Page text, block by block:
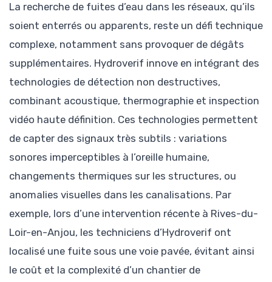
La recherche de fuites d’eau dans les réseaux, qu’ils
soient enterrés ou apparents, reste un défi technique
complexe, notamment sans provoquer de dégâts
supplémentaires. Hydroverif innove en intégrant des
technologies de détection non destructives,
combinant acoustique, thermographie et inspection
vidéo haute définition. Ces technologies permettent
de capter des signaux très subtils : variations
sonores imperceptibles à l’oreille humaine,
changements thermiques sur les structures, ou
anomalies visuelles dans les canalisations. Par
exemple, lors d’une intervention récente à Rives-du-
Loir-en-Anjou, les techniciens d’Hydroverif ont
localisé une fuite sous une voie pavée, évitant ainsi
le coût et la complexité d’un chantier de